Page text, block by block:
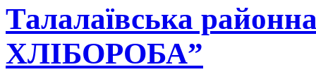
Талалаївська
ХЛІБОРОБА”